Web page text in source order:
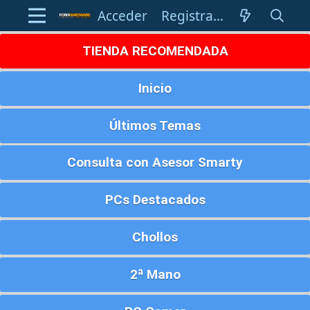
Acceder Registrarse
TIENDA RECOMENDADA
Inicio
Últimos Temas
Consulta con Asesor Smarty
PCs Destacados
Chollos
2ª Mano